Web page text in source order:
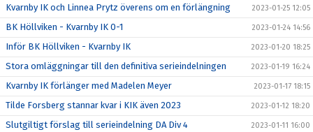
Kvarnby IK och Linnea Prytz överens om en förlängning 2023-01-25 12:05
BK Höllviken - Kvarnby IK 0-1 2023-01-24 14:56
Inför BK Höllviken - Kvarnby IK 2023-01-20 18:25
Stora omläggningar till den definitiva serieindelningen 2023-01-19 16:24
Kvarnby IK förlänger med Madelen Meyer 2023-01-17 18:15
Tilde Forsberg stannar kvar i KIK även 2023 2023-01-12 18:20
Slutgiltigt förslag till serieindelning DA Div 4 2023-01-11 16:00